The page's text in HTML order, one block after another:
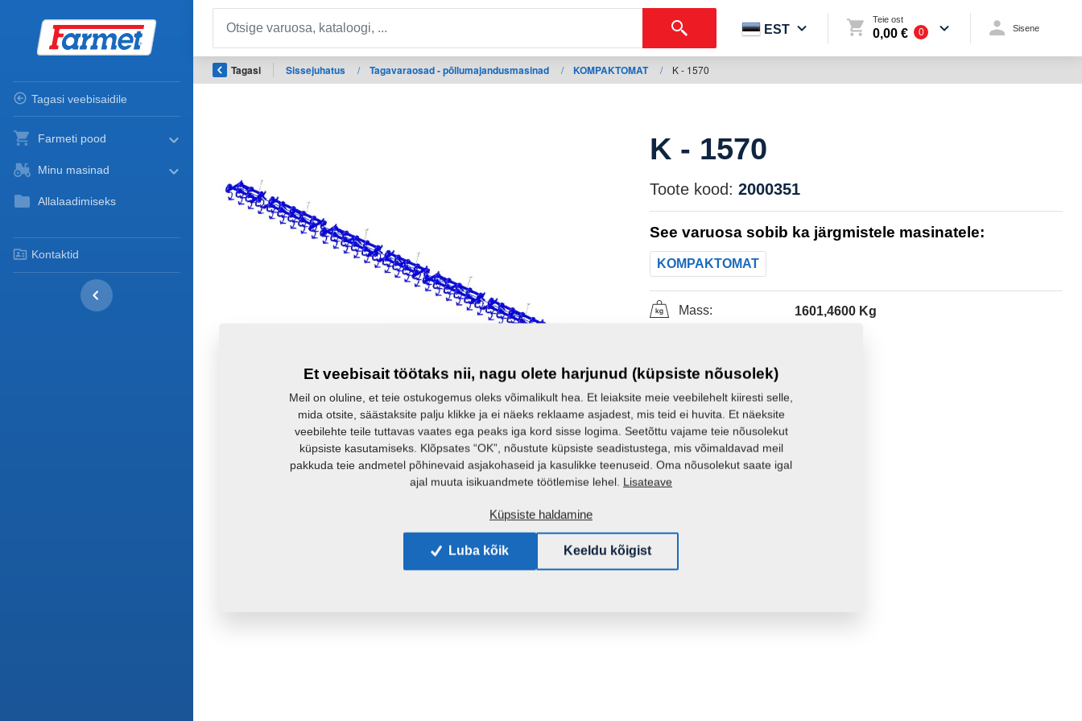
Tagasi veebisaidile
Farmeti pood
Minu masinad
Allalaadimiseks
Kontaktid
EST
Teie ost
0,00 € 0 Sisene
Tagasi Sissejuhatus / Tagavaraosad - põllumajandusmasinad / KOMPAKTOMAT / K - 1570
K - 1570
Toote kood: 2000351
See varuosa sobib ka järgmistele masinatele:
KOMPAKTOMAT
Mass: 1601,4600 Kg
Et veebisait töötaks nii, nagu olete harjunud (küpsiste nõusolek)
Meil on oluline, et teie ostukogemus oleks võimalikult hea. Et leiaksite meie veebilehelt kiiresti selle,
mida otsite, säästaksite palju klikke ja ei näeks reklaame asjadest, mis teid ei huvita. Et näeksite
veebilehte teile tuttavas vaates ega peaks iga kord sisse logima. Seetõttu vajame teie nõusolekut
küpsiste kasutamiseks. Klõpsates “OK”, nõustute küpsiste seadistustega, mis võimaldavad meil
pakkuda teie andmetel põhinevaid asjakohaseid ja kasulikke teenuseid. Oma nõusolekut saate igal
ajal muuta isikuandmete töötlemise lehel. Lisateave
Küpsiste haldamine
Luba kõik Keeldu kõigist